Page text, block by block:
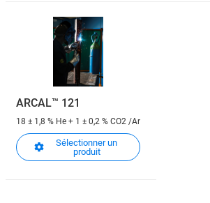
ARCAL™ 121
18 ± 1,8 % He + 1 ± 0,2 % CO2 /Ar
Sélectionner un
produit